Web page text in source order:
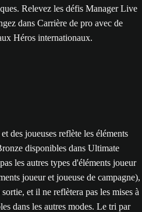
Relevez les défis Manager Live
dans Carrière de pro avec de
Héros internationaux.
des joueuses reflète les éléments
disponibles dans Ultimate
les autres types d'éléments joueur
joueur et joueuse de campagne),
et il ne reflètera pas les mises à
dans les autres modes. Le tri par